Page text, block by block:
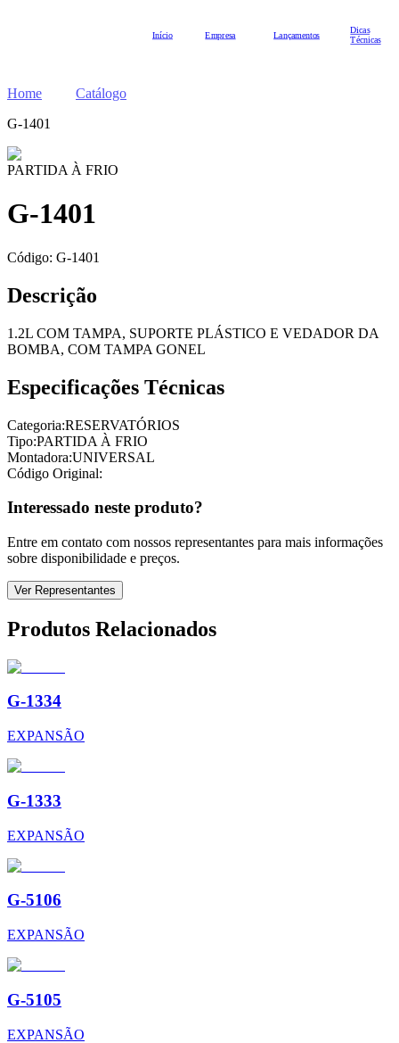
Início Empresa Lançamentos
Dicas
Técnicas
Home
Catálogo
G-1401
PARTIDA À FRIO
G-1401
Código: G-1401
Descrição
1.2L COM TAMPA, SUPORTE PLÁSTICO E VEDADOR DA
BOMBA, COM TAMPA GONEL
Especificações Técnicas
Categoria:RESERVATÓRIOS
Tipo:PARTIDA À FRIO
Montadora:UNIVERSAL
Código Original:
Interessado neste produto?
Entre em contato com nossos representantes para mais informações
sobre disponibilidade e preços.
Ver Representantes
Produtos Relacionados
G-1334
EXPANSÃO
G-1333
EXPANSÃO
G-5106
EXPANSÃO
G-5105
EXPANSÃO